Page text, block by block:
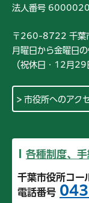
法人番号
〒260-8722 千葉
月曜日から金曜日
（祝休日・12月29
市役所へのアク
各種制度、
千葉市役所コー
電話番号